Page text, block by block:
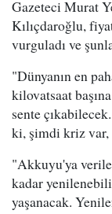
Gazeteci Murat
Kılıçdaroğlu,
vurguladı ve
"Dünyanın en
kilovatsaat
sente
ki, şimdi kriz var,
"Akkuyu'ya
kadar
yaşanacak.